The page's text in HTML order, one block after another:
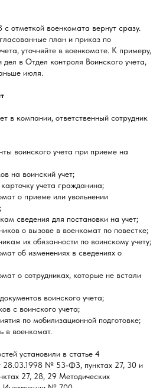
отметкой военкомата вернут сразу.
план и приказ по
уточняйте в военкомате. К примеру,
в Отдел контроля Воинского учета,
июля.
в компании, ответственный сотрудник
воинского учета при приеме на
на воинский учет;
учета гражданина;
о приеме или увольнении
сведения для постановки на учет;
о вызове в военкомат по повестке;
их обязанности по воинскому учету;
об изменениях в сведениях о
о сотрудниках, которые не встали
воинского учета;
с воинского учета;
по мобилизационной подготовке;
в военкомат.
установили в статье 4
28.03.1998 № 53-ФЗ, пунктах 27, 30 и
27, 28, 29 Методических